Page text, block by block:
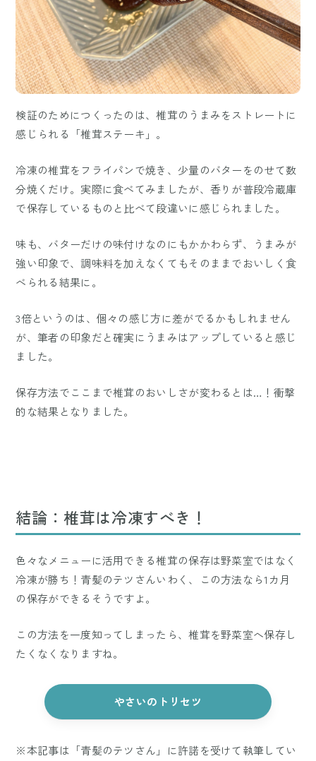
検証のためにつくったのは、椎茸のうまみをストレートに
感じられる「椎茸ステーキ」。
冷凍の椎茸をフライパンで焼き、少量のバターをのせて数
分焼くだけ。実際に食べてみましたが、香りが普段冷蔵庫
で保存しているものと比べて段違いに感じられました。
味も、バターだけの味付けなのにもかかわらず、うまみが
強い印象で、調味料を加えなくてもそのままでおいしく食
べられる結果に。
3倍というのは、個々の感じ方に差がでるかもしれません
が、筆者の印象だと確実にうまみはアップしていると感じ
ました。
保存方法でここまで椎茸のおいしさが変わるとは…！衝撃
的な結果となりました。
結論：椎茸は冷凍すべき！
色々なメニューに活用できる椎茸の保存は野菜室ではなく
冷凍が勝ち！青髪のテツさんいわく、この方法なら1カ月
の保存ができるそうですよ。
この方法を一度知ってしまったら、椎茸を野菜室へ保存し
たくなくなりますね。
やさいのトリセツ
※本記事は「青髪のテツさん」に許諾を受けて執筆してい